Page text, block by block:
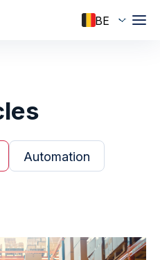
Automation